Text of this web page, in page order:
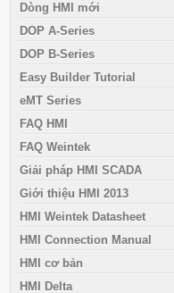
Dòng HMI mới
DOP A-Series
DOP B-Series
Easy Builder Tutorial
eMT Series
FAQ HMI
FAQ Weintek
Giải pháp HMI SCADA
Giới thiệu HMI 2013
HMI Weintek Datasheet
HMI Connection Manual
HMI cơ bản
HMI Delta